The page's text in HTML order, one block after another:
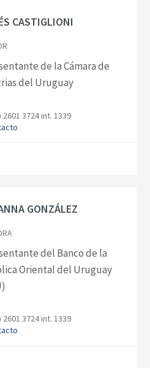
CASTIGLIONI
de la Cámara de
del Uruguay
2601 3724 int. 1339
GONZÁLEZ
del Banco de la
Oriental del Uruguay
2601 3724 int. 1339